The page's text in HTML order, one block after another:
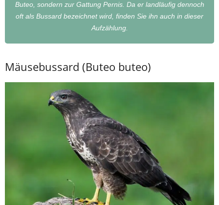
Buteo, sondern zur Gattung Pernis. Da er landläufig dennoch
oft als Bussard bezeichnet wird, finden Sie ihn auch in dieser
Aufzählung.
Mäusebussard (Buteo buteo)